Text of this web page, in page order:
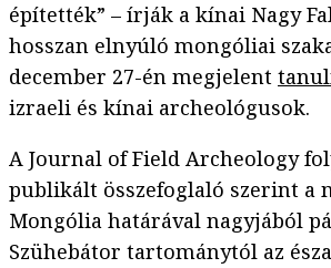
építették” – írják a kínai Nagy
hosszan elnyúló mongóliai
december 27-én megjelent
izraeli és kínai archeológusok.
A Journal of Field Archeology
publikált összefoglaló szerint a
Mongólia határával nagyjából
Szühebátor tartománytól az